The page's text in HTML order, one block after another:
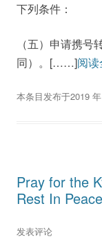
下列条件：
（五）申请携
同）。[……]阅
本条目发布于2019
Pray for the
Rest In
发表评论